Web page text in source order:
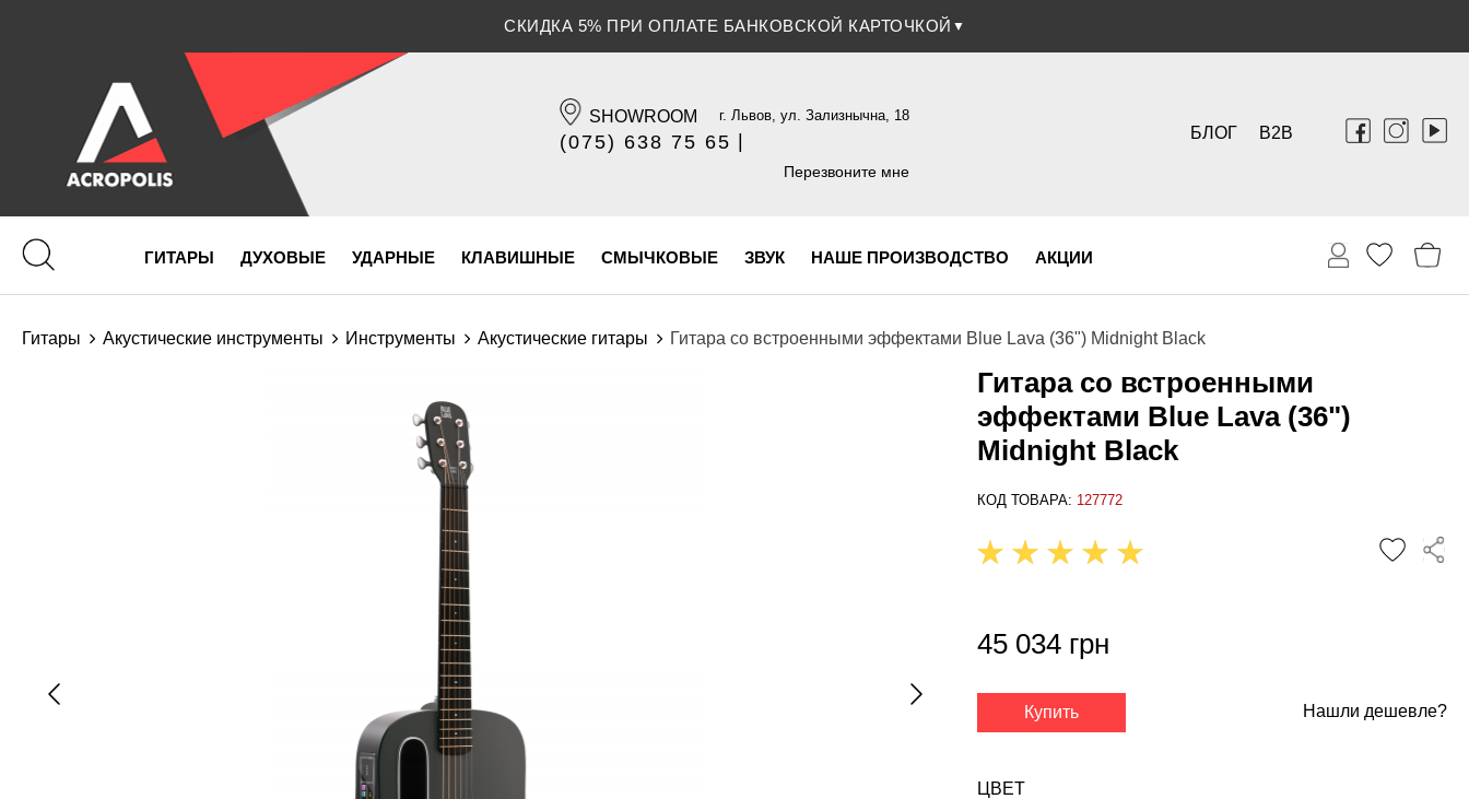
СКИДКА 5% ПРИ ОПЛАТЕ БАНКОВСКОЙ КАРТОЧКОЙ ▼
SHOWROOM г. Львов, ул. Зализнычна, 18
(075) 638 75 65
(096) 609 84 32
Перезвоните мне
B2B
БЛОГ
ГИТАРЫ ДУХОВЫЕ УДАРНЫЕ КЛАВИШНЫЕ СМЫЧКОВЫЕ ЗВУК НАШЕ ПРОИЗВОДСТВО АКЦИИ
Гитары Акустические инструменты Инструменты Акустические гитары Гитара со встроенными эффектами Blue Lava (36") Midnight Black
Гитара со встроенными
эффектами Blue Lava (36")
Midnight Black
КОД ТОВАРА: 127772
✕
45 034 грн
Купить Нашли дешевле?
ЦВЕТ